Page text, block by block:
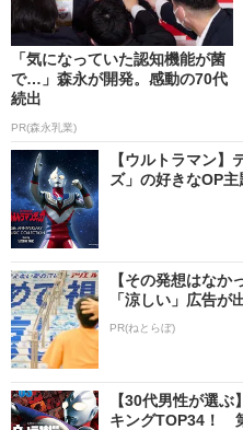
「気になっていた認知機能が菌
で…」森永が開発。感動の70代
続出
PR(森永乳業)
【ウルトラマン
ズ」の好きなOP
【その発想はなか
「涼しい」広告が
PR(ねとらぼ)
【30代男性が選
キングTOP34！